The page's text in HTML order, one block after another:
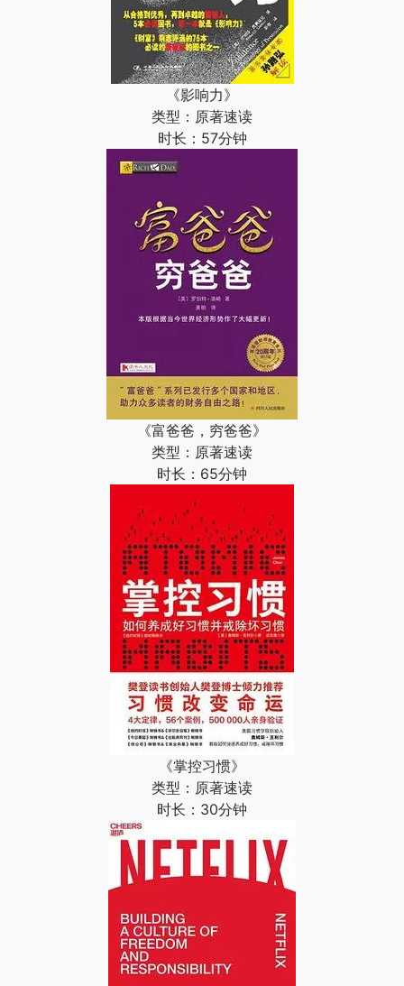
《影响力》
类型：原著速读
时长：57分钟
《富爸爸，穷爸爸》
类型：原著速读
时长：65分钟
《掌控习惯》
类型：原著速读
时长：30分钟